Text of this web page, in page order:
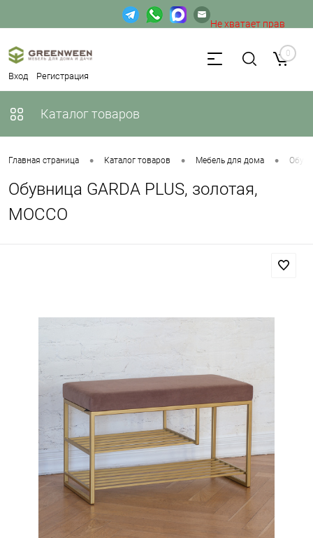
Вход Регистрация
Не хватает прав
доступа к веб-форме. 0
Каталог товаров
Главная страница • Каталог товаров • Мебель для дома •
Обувница GARDA PLUS, золотая,
MOCCO